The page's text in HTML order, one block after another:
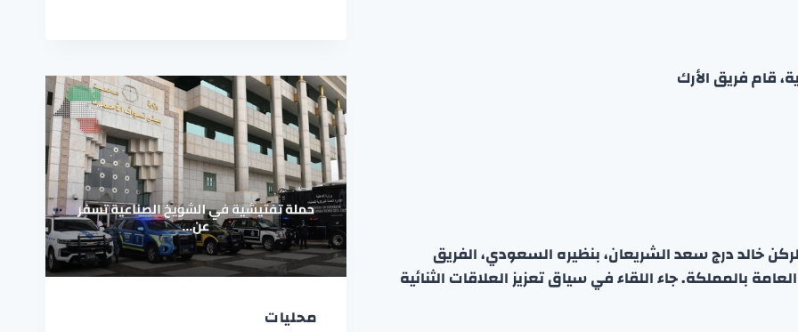
قام فريق الأرك
خالد درج سعد الشريعان، بنظيره السعودي، الفريق
بالمملكة. جاء اللقاء في سياق تعزيز العلاقات الثنائية
محليات